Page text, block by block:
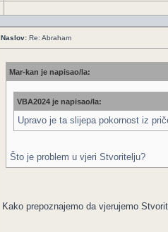
Naslov: Re: Abraham
Mar-kan je napisao/la:
VBA2024 je napisao/la:
Upravo je ta slijepa pokornost iz
Što je problem u vjeri Stvoritelju?
Kako prepoznajemo da vjerujemo